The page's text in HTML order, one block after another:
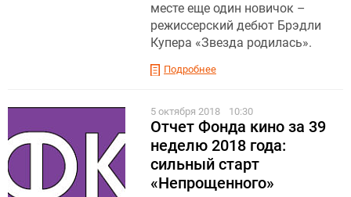
месте еще один новичок –
режиссерский дебют Брэдли
Купера «Звезда родилась».
Подробнее
5 октября 2018 10:30
Отчет Фонда кино за 39
неделю 2018 года:
сильный старт
«Непрощенного»